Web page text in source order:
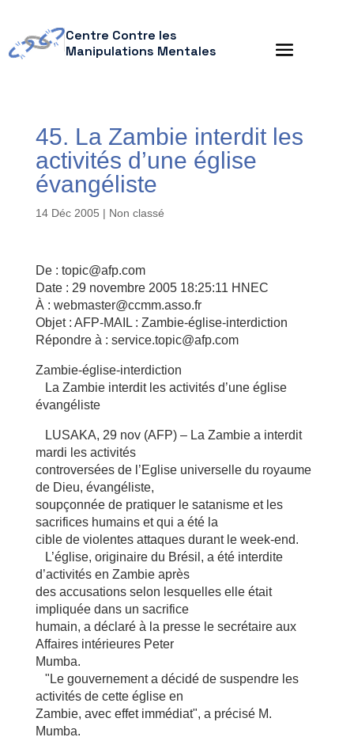
Centre Contre les
Manipulations Mentales
45. La Zambie interdit les
activités d’une église
évangéliste
14 Déc 2005 | Non classé
De : topic@afp.com
Date : 29 novembre 2005 18:25:11 HNEC
À : webmaster@ccmm.asso.fr
Objet : AFP-MAIL : Zambie-église-interdiction
Répondre à : service.topic@afp.com
Zambie-église-interdiction
La Zambie interdit les activités d’une église
évangéliste
LUSAKA, 29 nov (AFP) – La Zambie a interdit
mardi les activités
controversées de l’Eglise universelle du royaume
de Dieu, évangéliste,
soupçonnée de pratiquer le satanisme et les
sacrifices humains et qui a été la
cible de violentes attaques durant le week-end.
L’église, originaire du Brésil, a été interdite
d’activités en Zambie après
des accusations selon lesquelles elle était
impliquée dans un sacrifice
humain, a déclaré à la presse le secrétaire aux
Affaires intérieures Peter
Mumba.
"Le gouvernement a décidé de suspendre les
activités de cette église en
Zambie, avec effet immédiat", a précisé M.
Mumba.